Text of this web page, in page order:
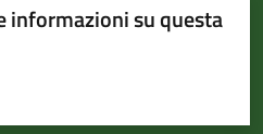
informazioni su questa
su 5
5